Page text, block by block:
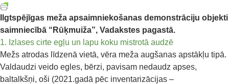
Ilgtspējīgas meža apsaimniekošanas demonstrāciju objekti
saimniecībā “Rūķmuiža”, Vadakstes pagastā.
1. Izlases cirte egļu un lapu koku mistrotā audzē
Mežs atrodas līdzenā vietā, vēra meža augšanas apstākļu tipā.
Valdaudzi veido egles, bērzi, pavisam nedaudz apses,
baltalkšņi, oši (2021.gadā pēc inventarizācijas –